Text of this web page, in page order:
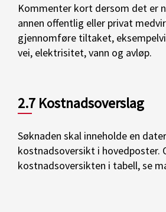
Kommenter kort dersom det er
annen offentlig eller privat
gjennomføre tiltaket,
vei, elektrisitet, vann og avløp.
2.7 Kostnadsoverslag
Søknaden skal inneholde en
kostnadsoversikt i hovedposter.
kostnadsoversikten i tabell, se